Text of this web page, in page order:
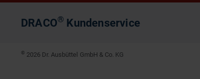
DRACO® Kundenservice
© 2026 Dr. Ausbüttel GmbH & Co. KG